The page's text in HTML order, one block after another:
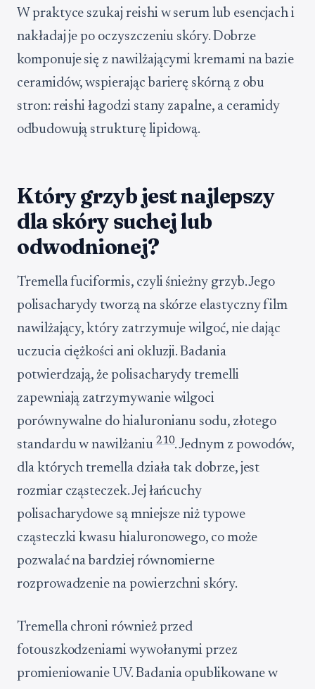
W praktyce szukaj reishi w serum lub esencjach i
nakładaj je po oczyszczeniu skóry. Dobrze
komponuje się z nawilżającymi kremami na bazie
ceramidów, wspierając barierę skórną z obu
stron: reishi łagodzi stany zapalne, a ceramidy
odbudowują strukturę lipidową.
Który grzyb jest najlepszy
dla skóry suchej lub
odwodnionej?
Tremella fuciformis, czyli śnieżny grzyb. Jego
polisacharydy tworzą na skórze elastyczny film
nawilżający, który zatrzymuje wilgoć, nie dając
uczucia ciężkości ani okluzji. Badania
potwierdzają, że polisacharydy tremelli
zapewniają zatrzymywanie wilgoci
porównywalne do hialuronianu sodu, złotego
standardu w nawilżaniu 2 10. Jednym z powodów,
dla których tremella działa tak dobrze, jest
rozmiar cząsteczek. Jej łańcuchy
polisacharydowe są mniejsze niż typowe
cząsteczki kwasu hialuronowego, co może
pozwalać na bardziej równomierne
rozprowadzenie na powierzchni skóry.
Tremella chroni również przed
fotouszkodzeniami wywołanymi przez
promieniowanie UV. Badania opublikowane w